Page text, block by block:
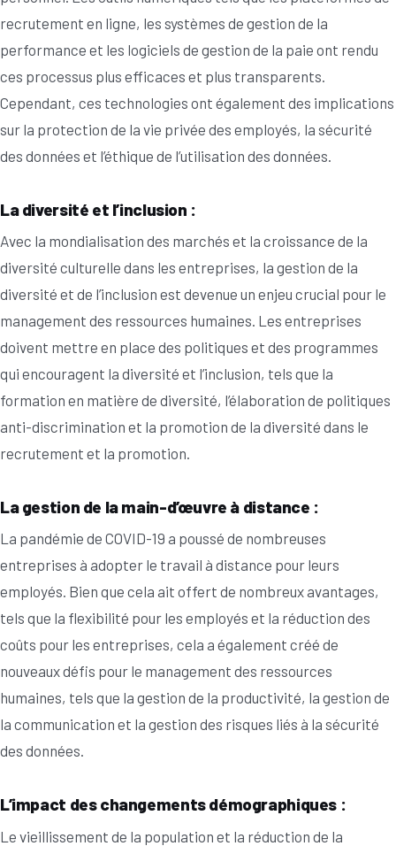
recrutement en ligne, les systèmes de gestion de la
performance et les logiciels de gestion de la paie ont rendu
ces processus plus efficaces et plus transparents.
Cependant, ces technologies ont également des implications
sur la protection de la vie privée des employés, la sécurité
des données et l’éthique de l’utilisation des données.
La diversité et l’inclusion :
Avec la mondialisation des marchés et la croissance de la
diversité culturelle dans les entreprises, la gestion de la
diversité et de l’inclusion est devenue un enjeu crucial pour le
management des ressources humaines. Les entreprises
doivent mettre en place des politiques et des programmes
qui encouragent la diversité et l’inclusion, tels que la
formation en matière de diversité, l’élaboration de politiques
anti-discrimination et la promotion de la diversité dans le
recrutement et la promotion.
La gestion de la main-d’œuvre à distance :
La pandémie de COVID-19 a poussé de nombreuses
entreprises à adopter le travail à distance pour leurs
employés. Bien que cela ait offert de nombreux avantages,
tels que la flexibilité pour les employés et la réduction des
coûts pour les entreprises, cela a également créé de
nouveaux défis pour le management des ressources
humaines, tels que la gestion de la productivité, la gestion de
la communication et la gestion des risques liés à la sécurité
des données.
L’impact des changements démographiques :
Le vieillissement de la population et la réduction de la